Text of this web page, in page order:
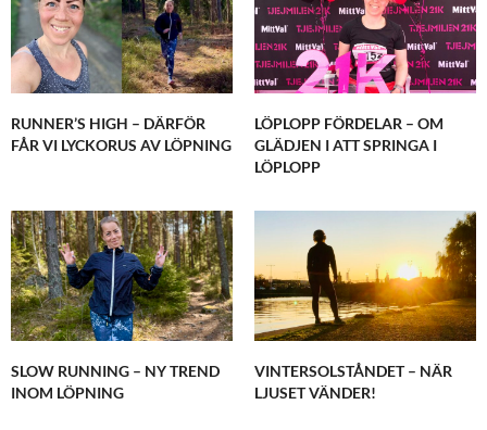
RUNNER’S HIGH – DÄRFÖR
FÅR VI LYCKORUS AV LÖPNING
LÖPLOPP FÖRDELAR – OM
GLÄDJEN I ATT SPRINGA I
LÖPLOPP
SLOW RUNNING – NY TREND
INOM LÖPNING
VINTERSOLSTÅNDET – NÄR
LJUSET VÄNDER!